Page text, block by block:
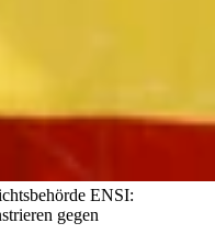
ENSI:
gegen